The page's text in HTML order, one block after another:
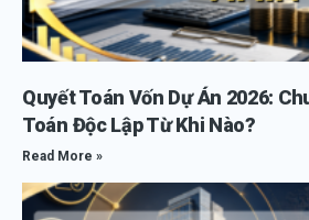
Quyết Toán Vốn Dự Án 2026:
Toán Độc Lập Từ Khi Nào?
Read More »